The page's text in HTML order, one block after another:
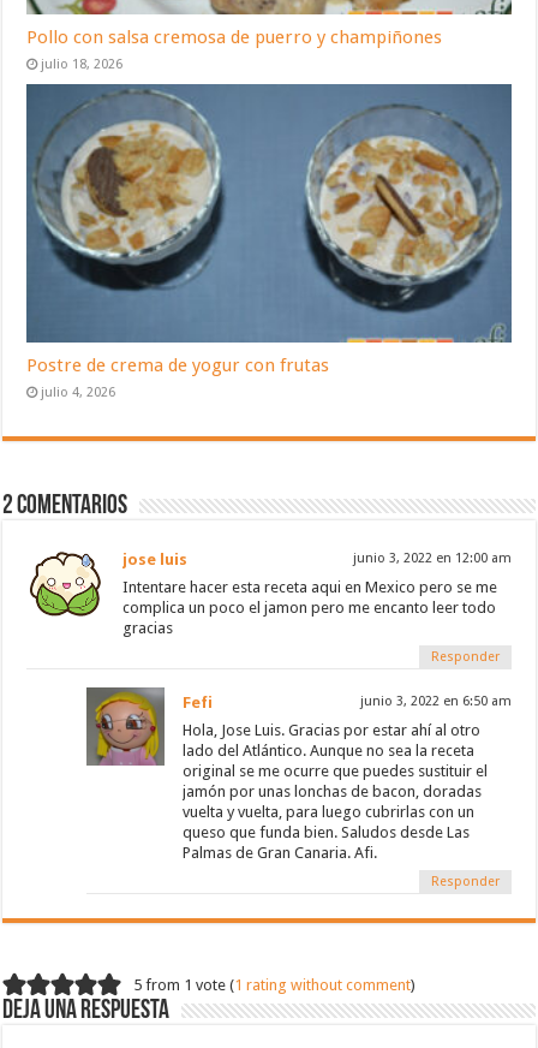
Pollo con salsa cremosa de puerro y champiñones
julio 18, 2026
Postre de crema de yogur con frutas
julio 4, 2026
2 Comentarios
jose luis junio 3, 2022 en 12:00 am
Intentare hacer esta receta aqui en Mexico pero se me
complica un poco el jamon pero me encanto leer todo
gracias
Responder
Fefi junio 3, 2022 en 6:50 am
Hola, Jose Luis. Gracias por estar ahí al otro
lado del Atlántico. Aunque no sea la receta
original se me ocurre que puedes sustituir el
jamón por unas lonchas de bacon, doradas
vuelta y vuelta, para luego cubrirlas con un
queso que funda bien. Saludos desde Las
Palmas de Gran Canaria. Afi.
Responder
5 from 1 vote (1 rating without comment)
Deja una respuesta